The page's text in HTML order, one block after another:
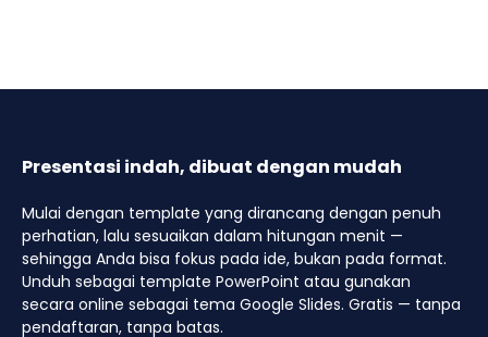
Presentasi indah, dibuat dengan mudah
Mulai dengan template yang dirancang dengan penuh
perhatian, lalu sesuaikan dalam hitungan menit —
sehingga Anda bisa fokus pada ide, bukan pada format.
Unduh sebagai template PowerPoint atau gunakan
secara online sebagai tema Google Slides. Gratis — tanpa
pendaftaran, tanpa batas.